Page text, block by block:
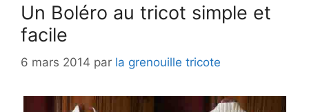
Un Boléro au tricot simple et
facile
6 mars 2014 par la grenouille tricote